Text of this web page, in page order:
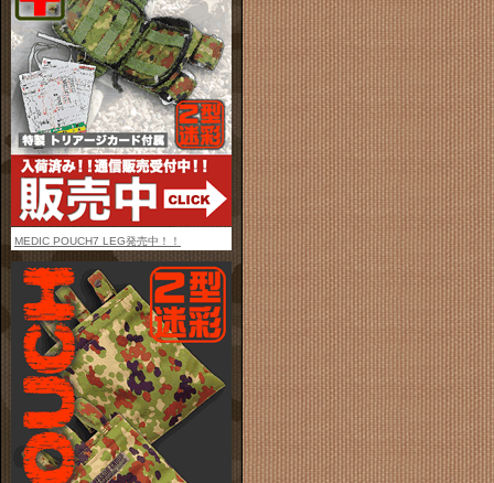
MEDIC POUCH7 LEG発売中！！